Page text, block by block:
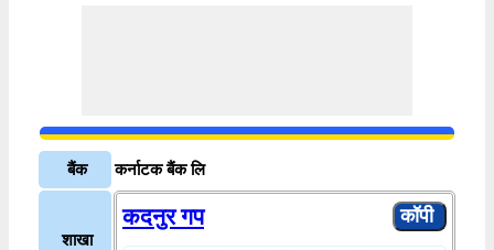
बैंक कर्नाटक बैंक लि
शाखा
कदनुर गप